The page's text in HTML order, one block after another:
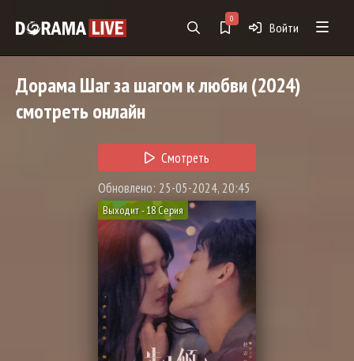
0
Войти
ДорамаШаг за шагом к любви(2024)
смотреть онлайн
Смотреть
Обновлено: 25-05-2024, 20:45
Выходит - 18 Серия